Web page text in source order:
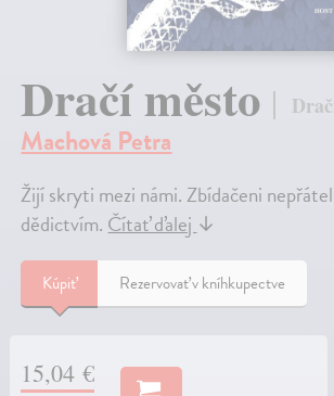
Dračí město
Machová Petra
Žijí skryti mezi námi. Zbídačeni
dědictvím.Čítať ďalej↓
Kúpiť Rezervovať v kníhkupectve
15,04 €